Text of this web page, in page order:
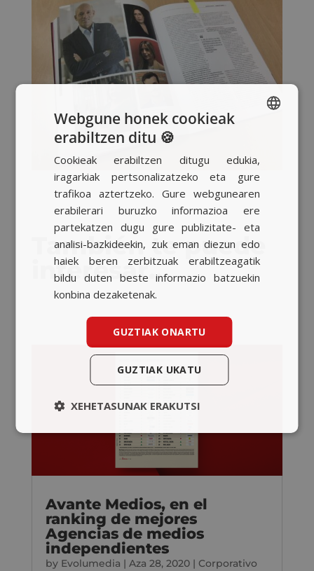
También te puede
interesar…
Avante Medios, en el
ranking de mejores
Agencias de medios
independientes
by Evolumedia | Aza 28, 2020| Corporativo
BASQUE
CATALAN
ENGLISH
Webgune honek cookieak
erabiltzen ditu 🍪
Cookieak erabiltzen ditugu edukia,
iragarkiak pertsonalizatzeko eta gure
trafikoa aztertzeko. Gure webgunearen
erabilerari buruzko informazioa ere
partekatzen dugu gure publizitate- eta
analisi-bazkideekin, zuk eman diezun edo
haiek beren zerbitzuak erabiltzeagatik
bildu duten beste informazio batzuekin
konbina dezaketenak.
GUZTIAK ONARTU
GUZTIAK UKATU
XEHETASUNAK ERAKUTSI